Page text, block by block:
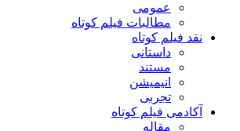
عمومی
مطالبات فیلم کوتاه
نقد فیلم کوتاه
داستانی
مستند
انیمیشن
تجربی
آکادمی فیلم کوتاه
مقاله